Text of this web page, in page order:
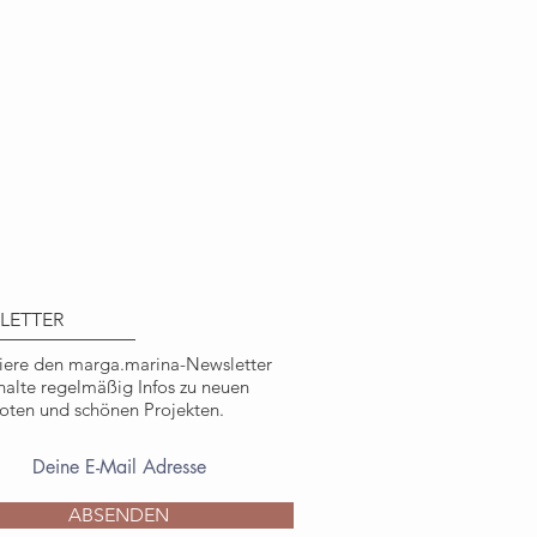
den marga.marina-Newsletter
regelmäßig Infos zu neuen
und schönen Projekten.
ABSENDEN